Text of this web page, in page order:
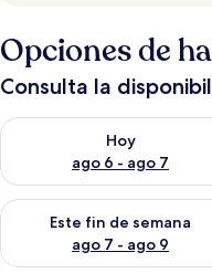
Opciones de
Consulta la
Hoy
ago 6 - ago 7
Consulta la disponibilidad
Este fin de semana
ago 7 - ago 9
Consulta la disponibilidad